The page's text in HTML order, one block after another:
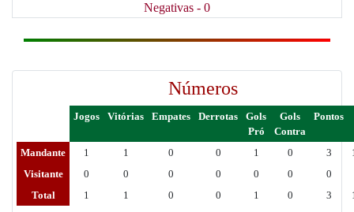
Negativas - 0
Números
Jogos Vitórias Empates Derrotas
Gols
Pró
Gols
Contra
Pontos
Mandante 1 1 0 0 1 0 3
Visitante
0 0 0 0 0 0
0
Total
1 1 0 0 1 0 3